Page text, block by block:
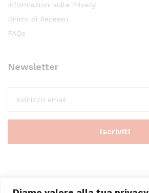
Informazioni sulla Privacy
Diritto di Recesso
FAQs
Newsletter